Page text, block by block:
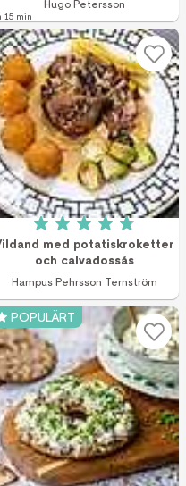
Hugo Petersson
15 min
Betyg: 4.9 av 5
med potatiskroketter
och calvadossås
Hampus Pehrsson Ternström
POPULÄRT